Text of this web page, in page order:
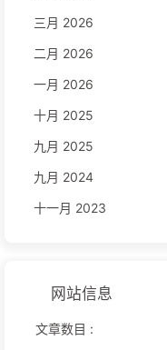
三月 2026
二月 2026
一月 2026
十月 2025
九月 2025
九月 2024
十一月 2023
网站信息
文章数目 :